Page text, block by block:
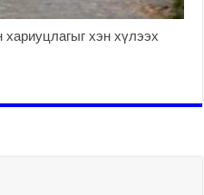
хэн хүлээх